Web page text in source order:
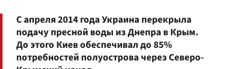
С апреля 2014 года Украина перекрыла
подачу пресной воды из Днепра в Крым.
До этого Киев обеспечивал до 85%
потребностей полуострова через Северо-